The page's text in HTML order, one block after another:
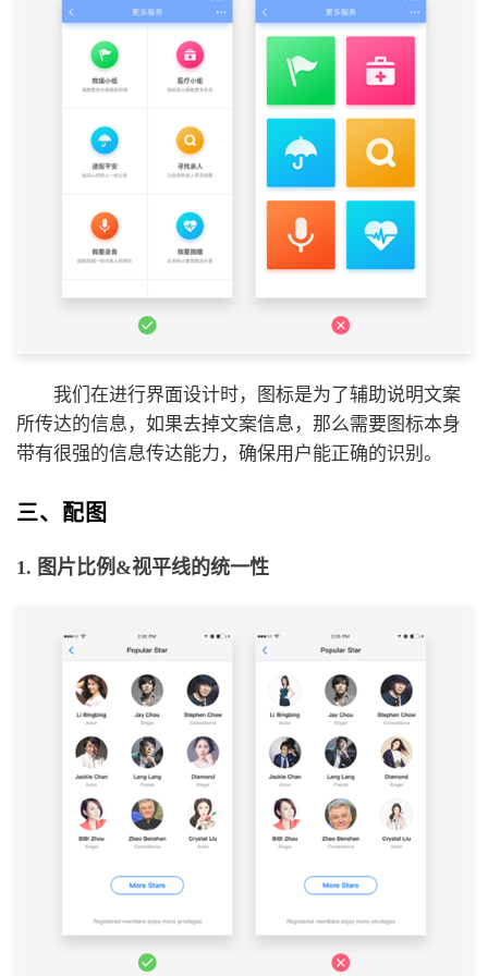
我们在进行界面设计时，图标是为了辅助说明文案
所传达的信息，如果去掉文案信息，那么需要图标本身
带有很强的信息传达能力，确保用户能正确的识别。
三、配图
1. 图片比例&视平线的统一性